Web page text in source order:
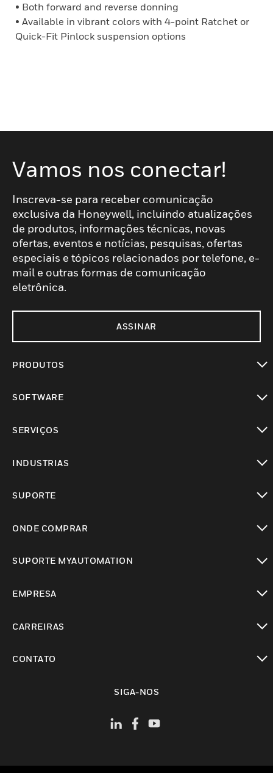
• Both forward and reverse donning
• Available in vibrant colors with 4-point Ratchet or
Quick-Fit Pinlock suspension options
Vamos nos conectar!
Inscreva-se para receber comunicação
exclusiva da Honeywell, incluindo atualizações
de produtos, informações técnicas, novas
ofertas, eventos e notícias, pesquisas, ofertas
especiais e tópicos relacionados por telefone, e-
mail e outras formas de comunicação
eletrônica.
ASSINAR
PRODUTOS
SOFTWARE
SERVIÇOS
INDUSTRIAS
SUPORTE
ONDE COMPRAR
SUPORTE MYAUTOMATION
EMPRESA
CARREIRAS
CONTATO
SIGA-NOS